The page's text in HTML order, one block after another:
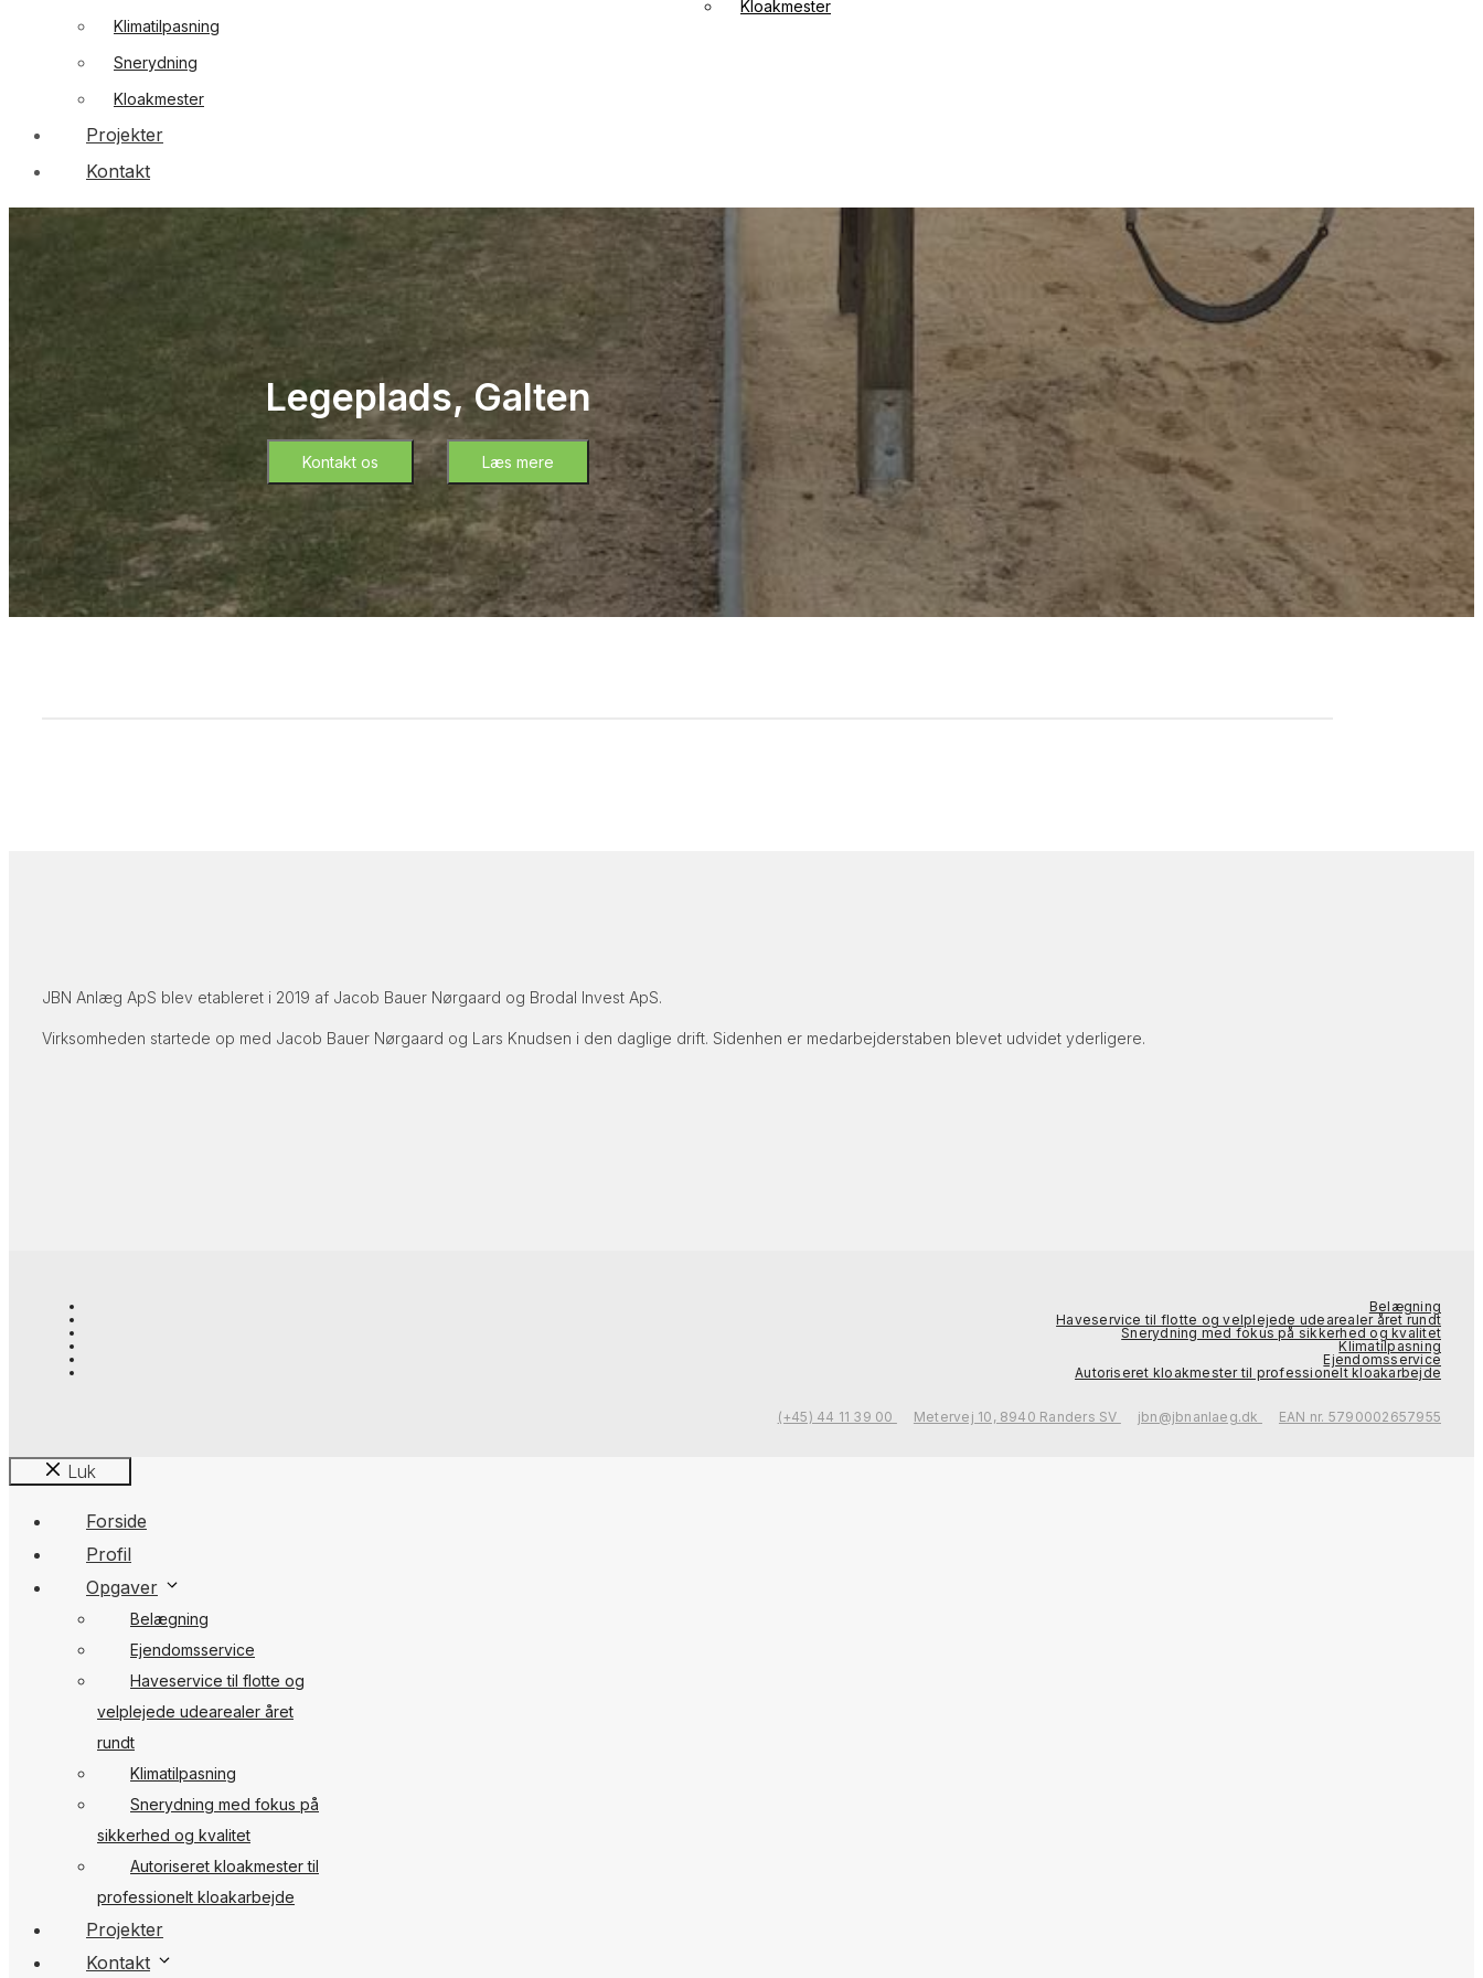
Kloakmester
Klimatilpasning
Snerydning
Kloakmester
Projekter
Kontakt
Legeplads, Galten
Kontakt os Læs mere
JBN Anlæg ApS blev etableret i 2019 af Jacob Bauer Nørgaard og Brodal Invest ApS.
Virksomheden startede op med Jacob Bauer Nørgaard og Lars Knudsen i den daglige drift. Sidenhen er medarbejderstaben blevet udvidet yderligere.
Belægning
Haveservice til flotte og velplejede udearealer året rundt
Snerydning med fokus på sikkerhed og kvalitet
Klimatilpasning
Ejendomsservice
Autoriseret kloakmester til professionelt kloakarbejde
(+45) 44 11 39 00 Metervej 10, 8940 Randers SV jbn@jbnanlaeg.dk EAN nr. 5790002657955
Luk
Forside
Profil
Opgaver
Belægning
Ejendomsservice
Haveservice til flotte og
velplejede udearealer året
rundt
Klimatilpasning
Snerydning med fokus på
sikkerhed og kvalitet
Autoriseret kloakmester til
professionelt kloakarbejde
Projekter
Kontakt